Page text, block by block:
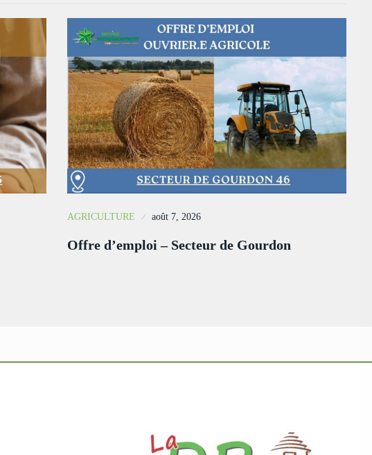
AGRICULTURE août 7, 2026
Offre d’emploi – Secteur de Gourdon